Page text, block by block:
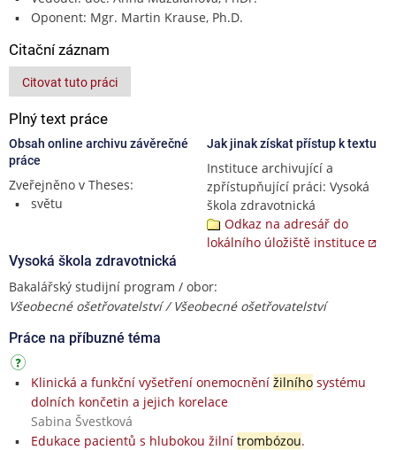
Oponent: Mgr. Martin Krause, Ph.D.
Citační záznam
Citovat tuto práci
Plný text práce
Obsah online archivu závěrečné
práce
Zveřejněno v Theses:
světu
Jak jinak získat přístup k textu
Instituce archivující a
zpřístupňující práci: Vysoká
škola zdravotnická
Odkaz na adresář do
lokálního úložiště instituce
Vysoká škola zdravotnická
Bakalářský studijní program / obor:
Všeobecné ošetřovatelství / Všeobecné ošetřovatelství
Práce na příbuzné téma
Klinická a funkční vyšetření onemocnění žilníhosystému
dolních končetin a jejich korelace
Sabina Švestková
Edukace pacientů s hlubokou žilní trombózou.